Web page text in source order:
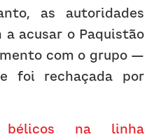
as autoridades
a acusar o Paquistão
com o grupo —
foi rechaçada por
bélicos na linha